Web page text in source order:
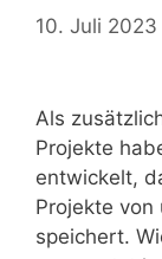
10. Juli 2023
Als
Projekte
entwickelt,
Projekte
speichert.